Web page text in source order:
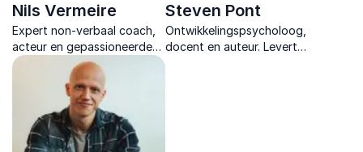
Nils Vermeire
Expert non-verbaal coach,
acteur en gepassioneerde
trainer voor jongeren en
gezinnen met een focus op
gamen en de
daaropvolgende kansen op
de arbeidsmarkt.
Steven Pont
Ontwikkelingspsycholoog,
docent en auteur. Levert